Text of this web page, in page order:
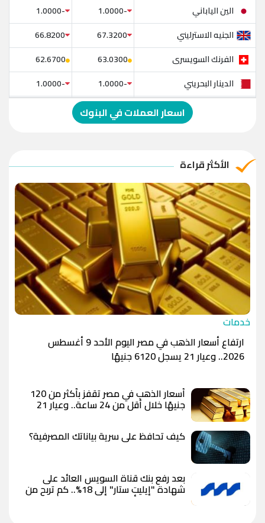
الين الياباني -1.0000
-1.0000
الجنيه الاسترليني
67.3200
66.8200
الفرنك السويسرى
63.0300
62.6700
الدينار البحريني
-1.0000
-1.0000
الدولار الإسترالي
-1.0000
الدينار الأردني
-1.0000
-1.0000
اسعار العملات في البنوك
الأكثر قراءة
خدمات
ارتفاع أسعار الذهب في مصر اليوم الأحد 9 أغسطس
2026.. وعيار 21 يسجل 6120 جنيهًا
أسعار الذهب في مصر تقفز بأكثر من 120
جنيهًا خلال أقل من 24 ساعة.. وعيار 21
يسجل 6100 جنيه وسط توقعات بوصول
كيف تحافظ على سرية بياناتك المصرفية؟
بعد رفع بنك قناة السويس العائد على
شهادة "إيليت ستار" إلى 18%.. كم تربح من
استثمار 100 ألف جنيه؟